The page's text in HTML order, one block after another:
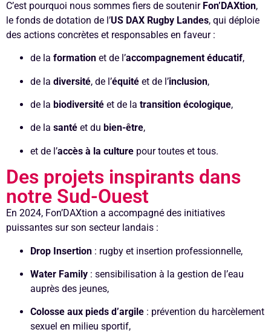
C’est pourquoi nous sommes fiers de soutenir Fon’DAXtion,
le fonds de dotation de l’US DAX Rugby Landes, qui déploie
des actions concrètes et responsables en faveur :
de la formation et de l’accompagnement éducatif,
de la diversité, de l’équité et de l’inclusion,
de la biodiversité et de la transition écologique,
de la santé et du bien-être,
et de l’accès à la culture pour toutes et tous.
Des projets inspirants dans
notre Sud-Ouest
En 2024, Fon’DAXtion a accompagné des initiatives
puissantes sur son secteur landais :
Drop Insertion : rugby et insertion professionnelle,
Water Family : sensibilisation à la gestion de l’eau
auprès des jeunes,
Colosse aux pieds d’argile : prévention du harcèlement
sexuel en milieu sportif,